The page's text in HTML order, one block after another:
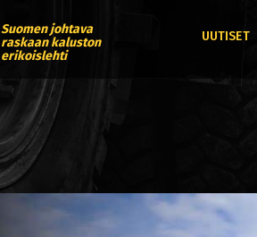
Suomen johtava
raskaan kaluston
erikoislehti
UUTISET